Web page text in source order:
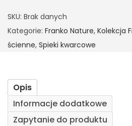
SKU: Brak danych
Kategorie: Franko Nature, Kolekcja
ścienne, Spieki kwarcowe
Opis
Informacje dodatkowe
Zapytanie do produktu